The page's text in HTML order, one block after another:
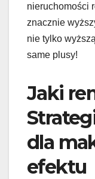
nieruchomości
znacznie
nie tylko
same plusy!
Jaki
dla
efektu